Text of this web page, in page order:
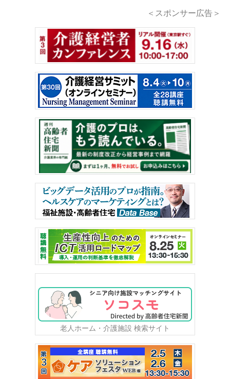
＜スポンサー広告＞
老人ホーム・介護施設 検索サイト